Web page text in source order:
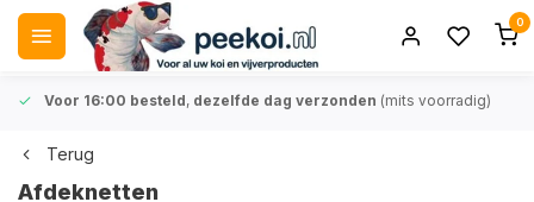
0
Voor 16:00 besteld, dezelfde dag verzonden (mits voorradig)
Terug
Afdeknetten